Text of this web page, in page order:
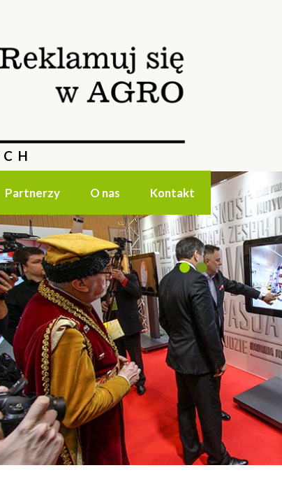
Partnerzy O nas Kontakt
1 2